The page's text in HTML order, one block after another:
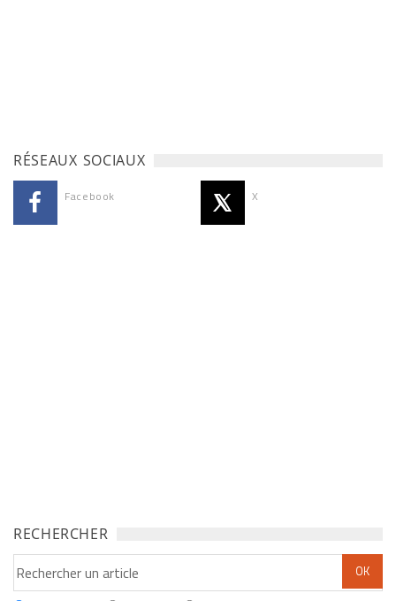
RÉSEAUX SOCIAUX
Facebook X
RECHERCHER